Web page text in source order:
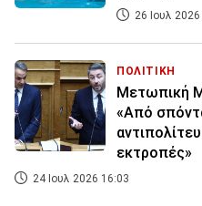
26 Ιουλ
ΠΟΛΙΤΙΚΗ
Μετωπική
«Από
εκτροπές»
24 Ιουλ 2026 16:03